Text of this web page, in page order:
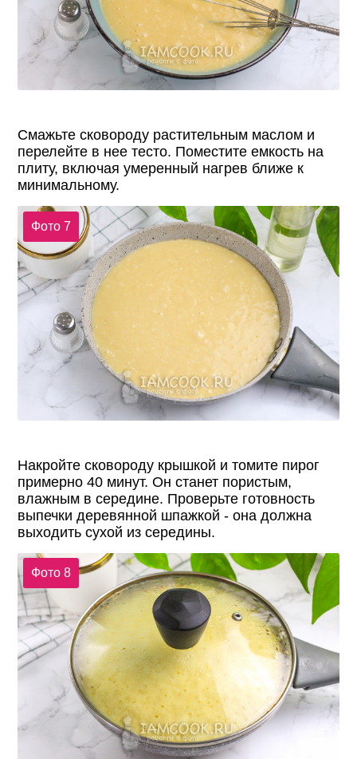
Смажьте сковороду растительным маслом и
перелейте в нее тесто. Поместите емкость на
плиту, включая умеренный нагрев ближе к
минимальному.
Фото 7
Накройте сковороду крышкой и томите пирог
примерно 40 минут. Он станет пористым,
влажным в середине. Проверьте готовность
выпечки деревянной шпажкой - она должна
выходить сухой из середины.
Фото 8